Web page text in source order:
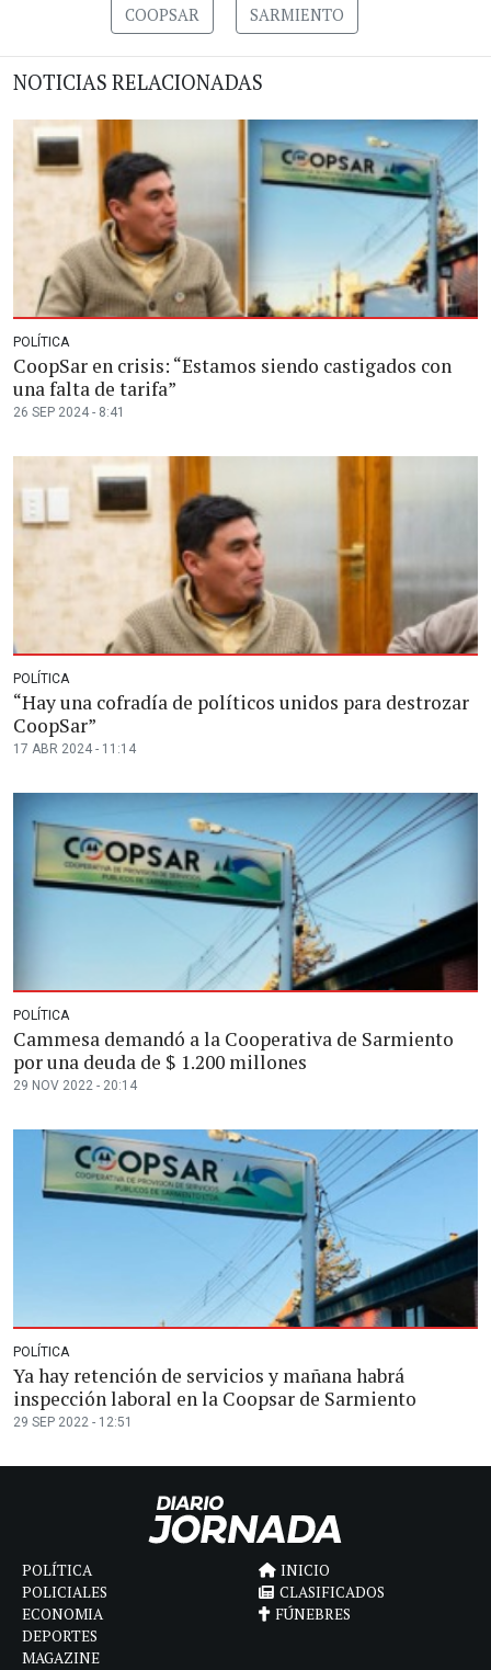
COOPSAR SARMIENTO
NOTICIAS RELACIONADAS
POLÍTICA
CoopSar en crisis: “Estamos siendo castigados con
una falta de tarifa”
26 SEP 2024 - 8:41
POLÍTICA
“Hay una cofradía de políticos unidos para destrozar
CoopSar”
17 ABR 2024 - 11:14
POLÍTICA
Cammesa demandó a la Cooperativa de Sarmiento
por una deuda de $ 1.200 millones
29 NOV 2022 - 20:14
POLÍTICA
Ya hay retención de servicios y mañana habrá
inspección laboral en la Coopsar de Sarmiento
29 SEP 2022 - 12:51
POLÍTICA
POLICIALES
ECONOMIA
DEPORTES
MAGAZINE
INICIO
CLASIFICADOS
FÚNEBRES